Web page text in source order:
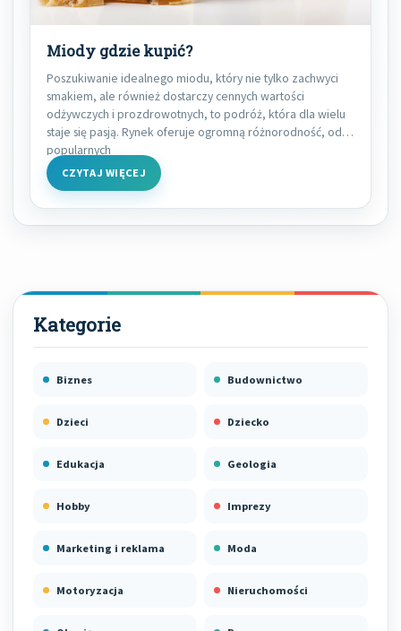
Miody gdzie kupić?
Poszukiwanie idealnego miodu, który nie tylko zachwyci
smakiem, ale również dostarczy cennych wartości
odżywczych i prozdrowotnych, to podróż, która dla wielu
staje się pasją. Rynek oferuje ogromną różnorodność, od
popularnych
CZYTAJ WIĘCEJ
Biznes Budownictwo
Dzieci Dziecko
Edukacja Geologia
Hobby Imprezy
Marketing i reklama Moda
Motoryzacja Nieruchomości